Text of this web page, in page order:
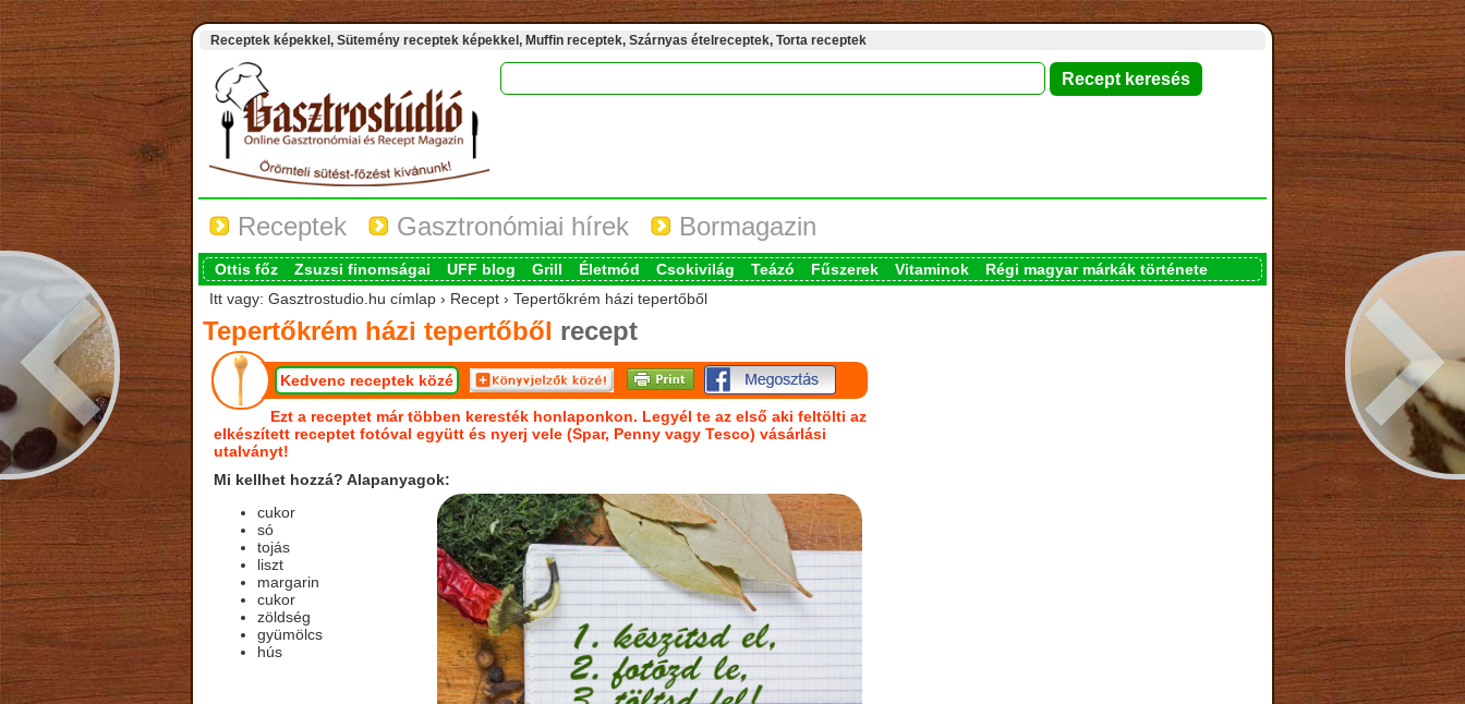
Receptek képekkel, Sütemény receptek képekkel, Muffin receptek, Szárnyas ételreceptek, Torta receptek
Receptek Gasztronómiai hírek Bormagazin
Ottis főz Zsuzsi finomságai UFF blog Grill Életmód Csokivilág Teázó Fűszerek Vitaminok
Régi magyar márkák története
Itt vagy: Gasztrostudio.hu címlap › Recept › Tepertőkrém házi tepertőből
Tepertőkrém házi tepertőből recept
Kedvenc receptek közé
Ezt a receptet már többen keresték honlaponkon. Legyél te az első aki feltölti az
elkészített receptet fotóval együtt és nyerj vele (Spar, Penny vagy Tesco) vásárlási
utalványt!
Mi kellhet hozzá? Alapanyagok:
cukor
só
tojás
liszt
margarin
cukor
zöldség
gyümölcs
hús